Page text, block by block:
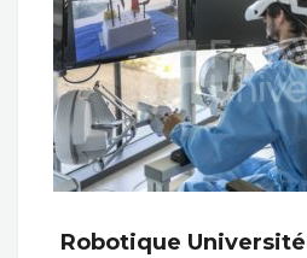
Robotique